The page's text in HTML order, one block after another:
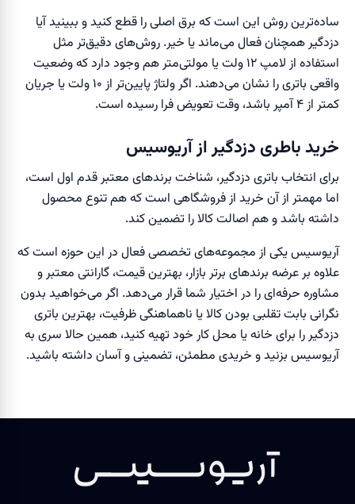
ساده‌ترین روش این است که برق اصلی را قطع کنید و ببینید آیا
دزدگیر همچنان فعال می‌ماند یا خیر. روش‌های دقیق‌تر مثل
استفاده از لامپ ۱۲ ولت یا مولتی‌متر هم وجود دارد که وضعیت
واقعی باتری را نشان می‌دهند. اگر ولتاژ پایین‌تر از ۱۰ ولت یا جریان
کمتر از ۴ آمپر باشد، وقت تعویض فرا رسیده است.
خرید باطری دزدگیر از آریوسیس
برای انتخاب باتری دزدگیر، شناخت برندهای معتبر قدم اول است،
اما مهمتر از آن خرید از فروشگاهی است که هم تنوع محصول
داشته باشد و هم اصالت کالا را تضمین کند.
آریوسیس یکی از مجموعه‌های تخصصی فعال در این حوزه است که
علاوه بر عرضه برندهای برتر بازار، بهترین قیمت، گارانتی معتبر و
مشاوره حرفه‌ای را در اختیار شما قرار می‌دهد. اگر می‌خواهید بدون
نگرانی بابت تقلبی بودن کالا یا ناهماهنگی ظرفیت، بهترین باتری
دزدگیر را برای خانه یا محل کار خود تهیه کنید، همین حالا سری به
آریوسیس بزنید و خریدی مطمئن، تضمینی و آسان داشته باشید.